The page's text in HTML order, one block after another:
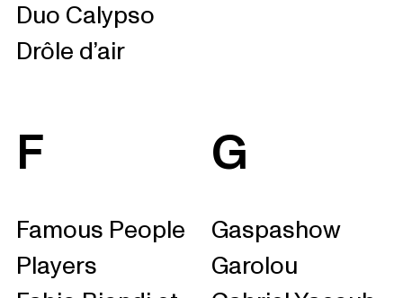
Duo Calypso
Drôle d’air
F
Famous People
Players
G
Gaspashow
Garolou